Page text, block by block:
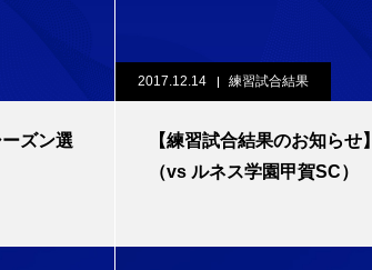
ズン選
2017.12.14 練習試合結果
【練習試合結果のお知らせ】
（vs ルネス学園甲賀SC）